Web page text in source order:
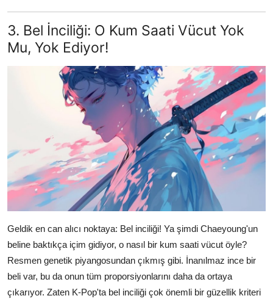
3. Bel İnciliği: O Kum Saati Vücut Yok
Mu, Yok Ediyor!
Geldik en can alıcı noktaya: Bel inciliği! Ya şimdi Chaeyoung'un
beline baktıkça içim gidiyor, o nasıl bir kum saati vücut öyle?
Resmen genetik piyangosundan çıkmış gibi. İnanılmaz ince bir
beli var, bu da onun tüm proporsiyonlarını daha da ortaya
çıkarıyor. Zaten K-Pop'ta bel inciliği çok önemli bir güzellik kriteri